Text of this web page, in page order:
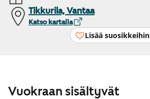
Tikkurila, Vantaa
Katso kartalla
Lisää suosikkeihin
Vuokraan sisältyvät